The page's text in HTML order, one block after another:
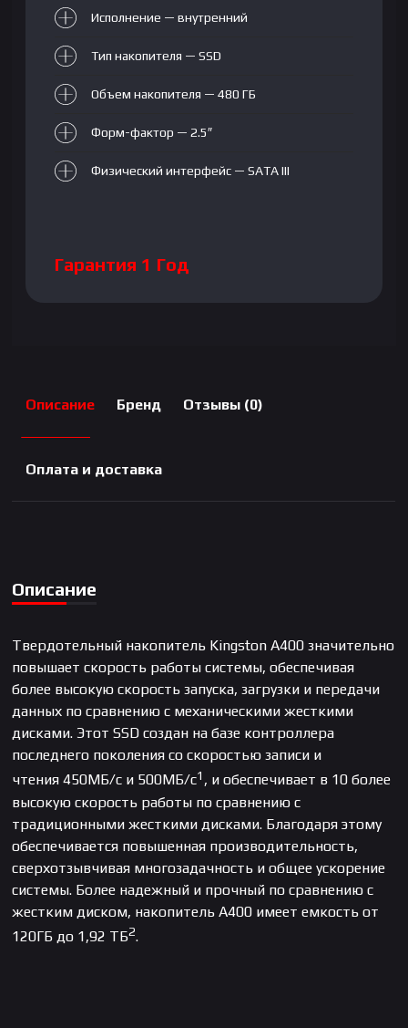
Исполнение — внутренний
Тип накопителя — SSD
Объем накопителя — 480 ГБ
Форм-фактор — 2.5″
Физический интерфейс — SATA III
Гарантия 1 Год
Описание Бренд Отзывы (0)
Оплата и доставка
Описание
Твердотельный накопитель Kingston A400 значительно
повышает скорость работы системы, обеспечивая
более высокую скорость запуска, загрузки и передачи
данных по сравнению с механическими жесткими
дисками. Этот SSD создан на базе контроллера
последнего поколения со скоростью записи и
чтения 450МБ/с и 500МБ/с1 , и обеспечивает в 10 более
высокую скорость работы по сравнению с
традиционными жесткими дисками. Благодаря этому
обеспечивается повышенная производительность,
сверхотзывчивая многозадачность и общее ускорение
системы. Более надежный и прочный по сравнению с
жестким диском, накопитель A400 имеет емкость от
120ГБ до 1,92 ТБ2.